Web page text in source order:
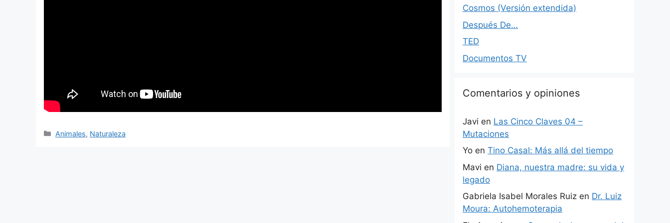
Categorías
Animales, Naturaleza
Cosmos (Versión extendida)
Después De…
TED
Documentos TV
Comentarios y opiniones
Javi en Las Cinco Claves 04 –
Mutaciones
Yo en Tino Casal: Más allá del tiempo
Mavi en Diana, nuestra madre: su vida y
legado
Gabriela Isabel Morales Ruiz en Dr. Luiz
Moura: Autohemoterapia